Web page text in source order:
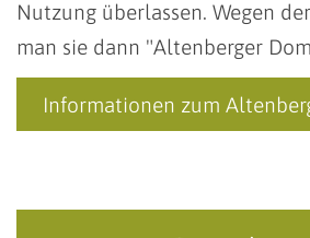
Nutzung überlassen. Wegen
man sie dann "Altenberger
Informationen zum